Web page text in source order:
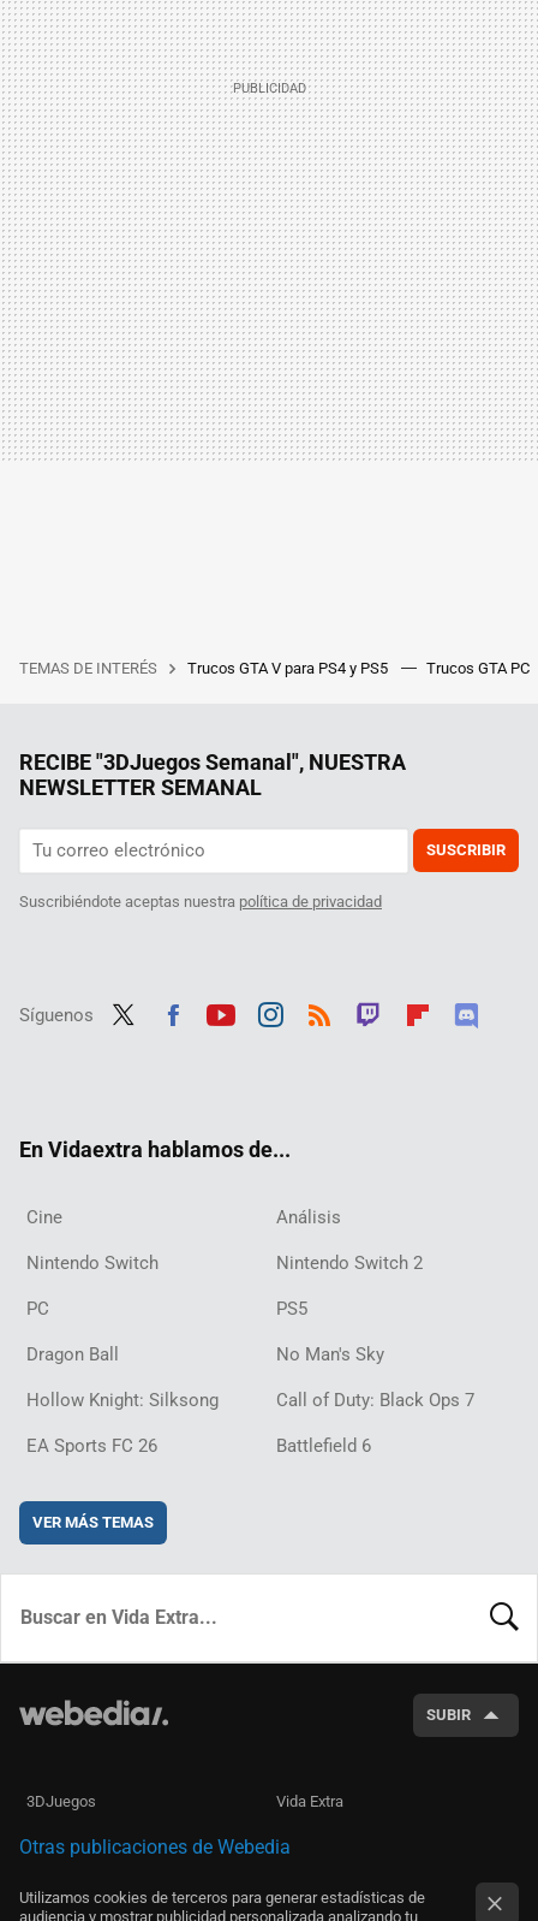
TEMAS DE INTERÉS Trucos GTA V para PS4 y PS5 Trucos GTA PC
RECIBE "3DJuegos Semanal", NUESTRA
NEWSLETTER SEMANAL
SUSCRIBIR
Suscribiéndote aceptas nuestra política de privacidad
Síguenos
En Vidaextra hablamos de...
Cine Análisis
Nintendo Switch Nintendo Switch 2
PC PS5
Dragon Ball No Man's Sky
Hollow Knight: Silksong Call of Duty: Black Ops 7
EA Sports FC 26 Battlefield 6
VER MÁS TEMAS
SUBIR
3DJuegos Vida Extra
Otras publicaciones de Webedia
Utilizamos cookies de terceros para generar estadísticas de
audiencia y mostrar publicidad personalizada analizando tu